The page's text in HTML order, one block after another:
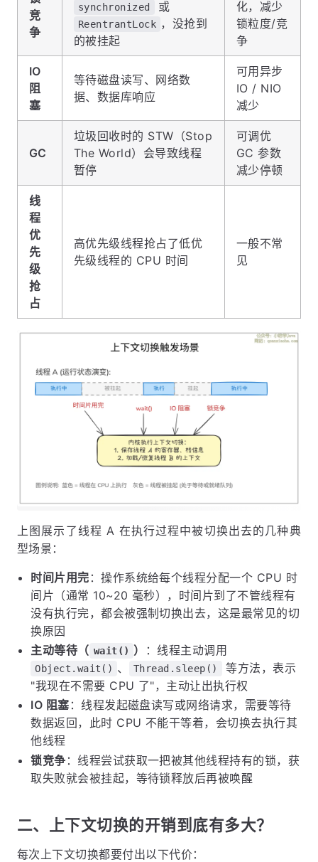
竞
争
synchronized 或
ReentrantLock ，没抢到
的被挂起
化，减少
锁粒度/竞
争
IO
阻
塞
等待磁盘读写、网络数
据、数据库响应
可用异步
IO / NIO
减少
GC
垃圾回收时的 STW（Stop
The World）会导致线程
暂停
可调优
GC 参数
减少停顿
线
程
优
先
级
抢
占
高优先级线程抢占了低优
先级线程的 CPU 时间
一般不常
见
上图展示了线程 A 在执行过程中被切换出去的几种典
型场景：
时间片用完 ：操作系统给每个线程分配一个 CPU 时
间片（通常 10~20 毫秒），时间片到了不管线程有
没有执行完，都会被强制切换出去，这是最常见的切
换原因
主动等待（ wait() ） ：线程主动调用
Object.wait() 、 Thread.sleep()
等方法，表示
"我现在不需要 CPU 了"，主动让出执行权
IO 阻塞 ：线程发起磁盘读写或网络请求，需要等待
数据返回，此时 CPU 不能干等着，会切换去执行其
他线程
锁竞争 ：线程尝试获取一把被其他线程持有的锁，获
取失败就会被挂起，等待锁释放后再被唤醒
二、上下文切换的开销到底有多大？
每次上下文切换都要付出以下代价：